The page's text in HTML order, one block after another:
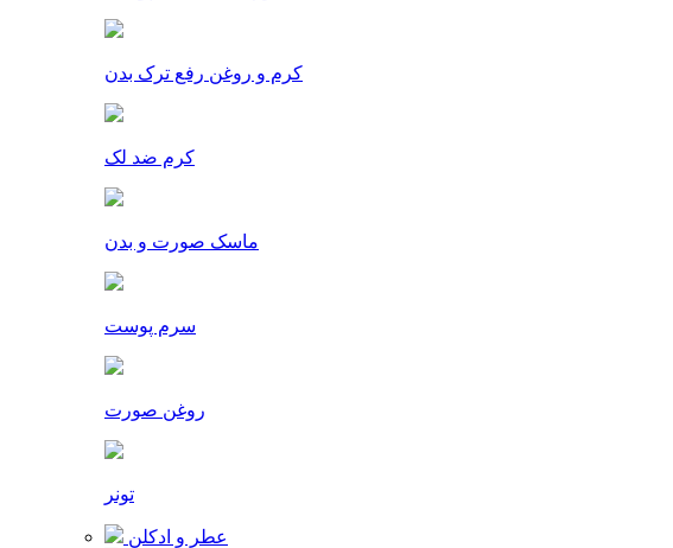
کرم و روغن رفع ترک بدن
کرم ضد لک
ماسک صورت و بدن
سرم پوست
روغن صورت
تونر
عطر و ادکلن